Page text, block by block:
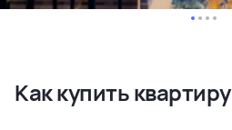
Как купить квартиру